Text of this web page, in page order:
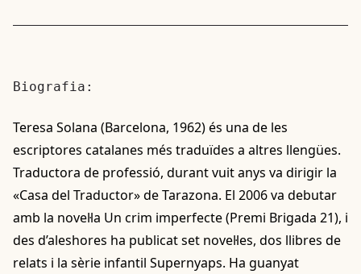
Biografia:
Teresa Solana (Barcelona, 1962) és una de les
escriptores catalanes més traduïdes a altres llengües.
Traductora de professió, durant vuit anys va dirigir la
«Casa del Traductor» de Tarazona. El 2006 va debutar
amb la novel·la Un crim imperfecte (Premi Brigada 21), i
des d’aleshores ha publicat set novel·les, dos llibres de
relats i la sèrie infantil Supernyaps. Ha guanyat